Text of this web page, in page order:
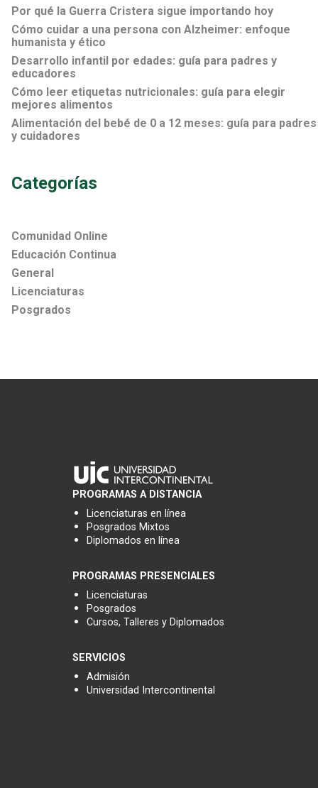
Por qué la Guerra Cristera sigue importando hoy
Cómo cuidar a una persona con Alzheimer: enfoque
humanista y ético
Desarrollo infantil por edades: guía para padres y
educadores
Cómo leer etiquetas nutricionales: guía para elegir
mejores alimentos
Alimentación del bebé de 0 a 12 meses: guía para padres
y cuidadores
Categorías
Comunidad Online
Educación Continua
General
Licenciaturas
Posgrados
PROGRAMAS A DISTANCIA
Licenciaturas en línea
Posgrados Mixtos
Diplomados en línea
PROGRAMAS PRESENCIALES
Licenciaturas
Posgrados
Cursos, Talleres y Diplomados
SERVICIOS
Admisión
Universidad Intercontinental